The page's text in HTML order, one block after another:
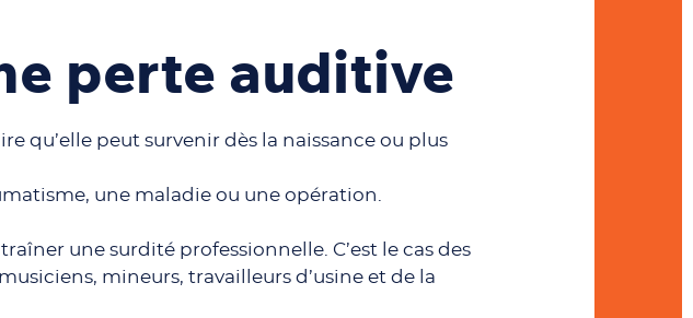
perte auditive
qu’elle peut survenir dès la naissance ou plus
une maladie ou une opération.
une surdité professionnelle. C’est le cas des
mineurs, travailleurs d’usine et de la